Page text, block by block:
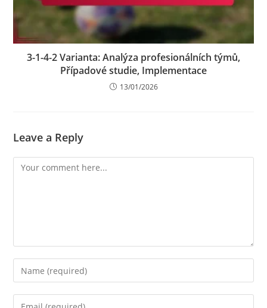
3-1-4-2 Varianta: Analýza profesionálních týmů,
Případové studie, Implementace
13/01/2026
Leave a Reply
Comment
Enter
your
name
Enter